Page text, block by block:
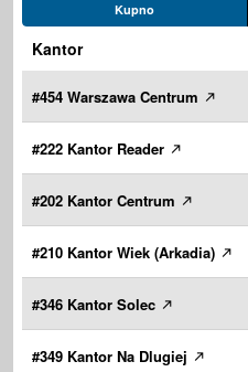
Kupno
Kantor
#454 Warszawa Centrum
#222 Kantor Reader
#202 Kantor Centrum
#210 Kantor Wiek (Arkadia)
#346 Kantor Solec
#349 Kantor Na Dlugiej